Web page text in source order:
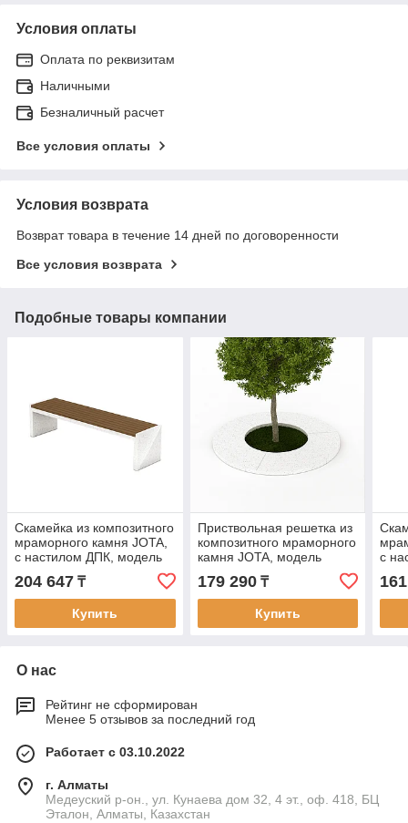
Условия оплаты
Оплата по реквизитам
Наличными
Безналичный расчет
Все условия оплаты
Условия возврата
Возврат товара в течение 14 дней по договоренности
Все условия возврата
Подобные товары компании
Скамейка из композитного
мраморного камня JOTA,
c настилом ДПК, модель
MUZTAU BIR
204 647 ₸
Купить
Приствольная решетка из
композитного мраморного
камня JOTA, модель
179 290₸
Купить
c
О нас
Рейтинг не сформирован
Менее 5 отзывов за последний год
Работает с 03.10.2022
г. Алматы
Медеуский р-он., ул. Кунаева дом 32, 4 эт., оф. 418, БЦ
Эталон, Алматы, Казахстан